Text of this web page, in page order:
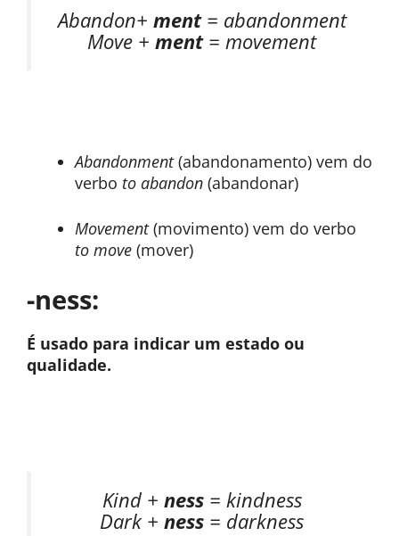
Abandon+ ment = abandonment
Move + ment = movement
Abandonment(abandonamento) vem do
verbo to abandon (abandonar)
Movement(movimento) vem do verbo
to move (mover)
-ness:
É usado para indicar um estado ou
qualidade.
Kind + ness = kindness
Dark + ness = darkness